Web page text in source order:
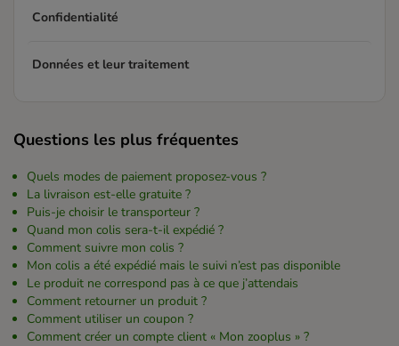
Confidentialité
Données et leur traitement
Questions les plus fréquentes
Quels modes de paiement proposez-vous ?
La livraison est-elle gratuite ?
Puis-je choisir le transporteur ?
Quand mon colis sera-t-il expédié ?
Comment suivre mon colis ?
Mon colis a été expédié mais le suivi n’est pas disponible
Le produit ne correspond pas à ce que j’attendais
Comment retourner un produit ?
Comment utiliser un coupon ?
Comment créer un compte client « Mon zooplus » ?